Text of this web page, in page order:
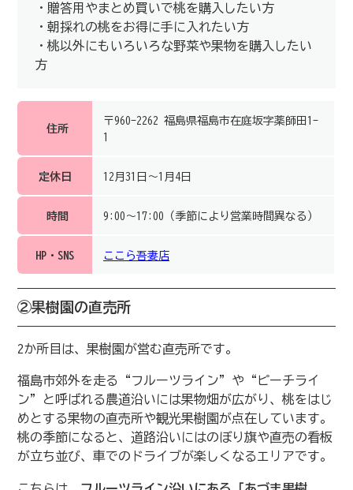
・贈答用やまとめ買いで桃を購入したい方
・朝採れの桃をお得に手に入れたい方
・桃以外にもいろいろな野菜や果物を購入したい
方
住所
〒960-2262 福島県福島市在庭坂字薬師田1-
1
定休日 12月31日～1月4日
時間 9:00～17:00（季節により営業時間異なる）
HP・SNS ここら吾妻店
②果樹園の直売所
2か所目は、果樹園が営む直売所です。
福島市郊外を走る“フルーツライン”や“ピーチライ
ン”と呼ばれる農道沿いには果物畑が広がり、桃をはじ
めとする果物の直売所や観光果樹園が点在しています。
桃の季節になると、道路沿いにはのぼり旗や直売の看板
が立ち並び、車でのドライブが楽しくなるエリアです。